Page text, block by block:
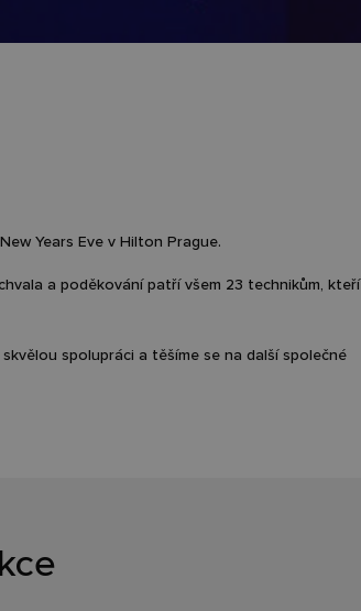
Years Eve v Hilton Prague.
a poděkování patří všem 23 technikům, kteří
spolupráci a těšíme se na další společné